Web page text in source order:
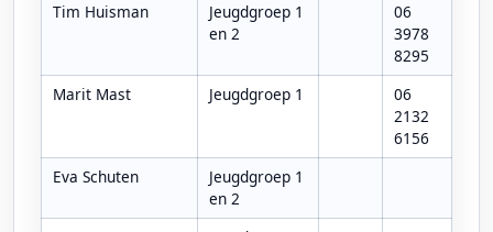
Tim Huisman
Jeugdgroep 1
en 2
06
3978
8295
Marit Mast
Jeugdgroep 1
06
2132
6156
Eva Schuten
Jeugdgroep 1
en 2